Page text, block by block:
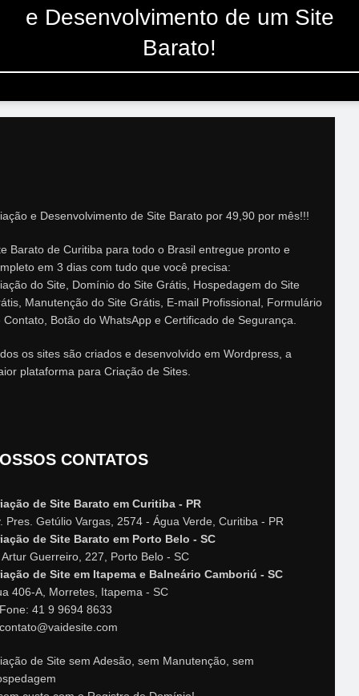
e Desenvolvimento de um Site
Barato!
e Desenvolvimento de Site Barato por 49,90 por mês!!!
Barato de Curitiba para todo o Brasil entregue pronto e
em 3 dias com tudo que você precisa:
do Site, Domínio do Site Grátis, Hospedagem do Site
Manutenção do Site Grátis, E-mail Profissional, Formulário
Contato, Botão do WhatsApp e Certificado de Segurança.
os sites são criados e desenvolvido em Wordpress, a
plataforma para Criação de Sites.
CONTATOS
de Site Barato em Curitiba - PR
Pres. Getúlio Vargas, 2574 - Água Verde, Curitiba - PR
de Site Barato em Porto Belo - SC
Artur Guerreiro, 227, Porto Belo - SC
de Site em Itapema e Balneário Camboriú - SC
406-A, Morretes, Itapema - SC
Fone: 41 9 9694 8633
contato@vaidesite.com
de Site sem Adesão, sem Manutenção, sem